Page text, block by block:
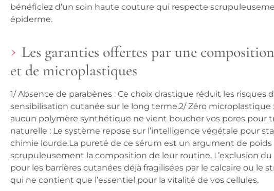
bénéficiez d’un soin haute couture qui respecte
épiderme.
Les garanties offertes par une
et de microplastiques
1/Absence de parabènes : Ce choix drastique réduit les risques
sensibilisation cutanée sur le long terme.2/Zéro microplastique
aucun polymère synthétique ne vient boucher vos pores pour
naturelle : Le système repose sur l’intelligence végétale pour
chimie lourde.La pureté de ce sérum est un argument de
scrupuleusement la composition de leur routine. L’exclusion
pour les barrières cutanées déjà fragilisées par le calcaire ou le
qui ne contient que l’essentiel pour la vitalité de vos cellules.